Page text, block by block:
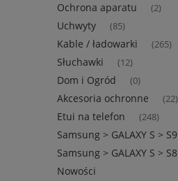
Ochrona aparatu (2)
Uchwyty (85)
Kable / ładowarki (265)
Słuchawki (12)
Dom i Ogród (0)
Akcesoria ochronne (22)
Etui na telefon (248)
Samsung > GALAXY S > S9
Samsung > GALAXY S > S8
Nowości